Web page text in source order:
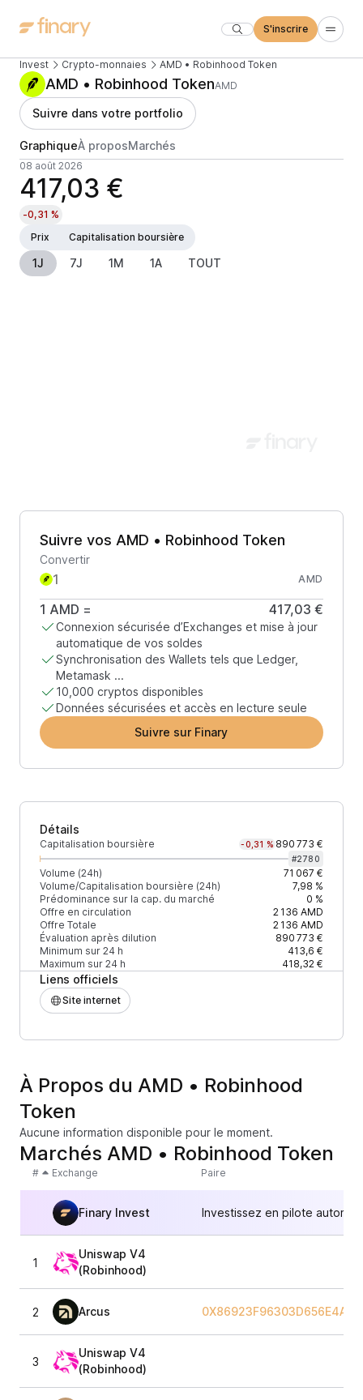
S'inscrire
Invest Crypto-monnaies AMD • Robinhood Token
AMD • Robinhood TokenAMD
Suivre dans votre portfolio
GraphiqueÀ proposMarchés
08 août 2026
417,03 €
-0,31 %
Prix
Capitalisation boursière
1J 7J 1M 1A TOUT
Suivre vos AMD • Robinhood Token
Convertir
AMD
1 AMD = 417,03 €
Connexion sécurisée d’Exchanges et mise à jour
automatique de vos soldes
Synchronisation des Wallets tels que Ledger,
Metamask ...
10,000 cryptos disponibles
Données sécurisées et accès en lecture seule
Suivre sur Finary
Détails
Capitalisation boursière -0,31 % 890 773 €
#2780
Volume (24h)
71 067 €
Volume/Capitalisation boursière (24h)
7,98 %
Prédominance sur la cap. du marché
0 %
Offre en circulation
2 136 AMD
Offre Totale
2 136 AMD
Évaluation après dilution
890 773 €
Minimum sur 24 h
413,6 €
Maximum sur 24 h
418,32 €
Liens officiels
Site internet
À Propos du AMD • Robinhood
Token
Aucune information disponible pour le moment.
Marchés AMD • Robinhood Token
# Exchange Paire
Finary Invest Investissez en pilote
1
Uniswap V4
(Robinhood)
2 Arcus
3
Uniswap V4
(Robinhood)